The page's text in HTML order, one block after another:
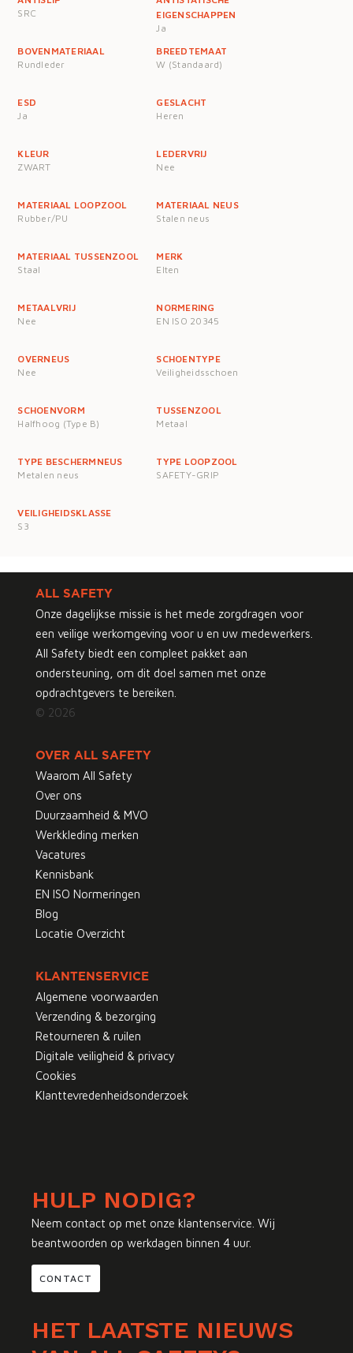
SRC
EIGENSCHAPPEN
Ja
BOVENMATERIAAL
Rundleder
BREEDTEMAAT
W (Standaard)
ESD
Ja
GESLACHT
Heren
KLEUR
ZWART
LEDERVRIJ
Nee
MATERIAAL LOOPZOOL
Rubber/PU
MATERIAAL NEUS
Stalen neus
MATERIAAL TUSSENZOOL
Staal
MERK
Elten
METAALVRIJ
Nee
NORMERING
EN ISO 20345
OVERNEUS
Nee
SCHOENTYPE
Veiligheidsschoen
SCHOENVORM
Halfhoog (Type B)
TUSSENZOOL
Metaal
TYPE BESCHERMNEUS
Metalen neus
TYPE LOOPZOOL
SAFETY-GRIP
VEILIGHEIDSKLASSE
S3
ALL SAFETY
Onze dagelijkse missie is het mede zorgdragen voor
een veilige werkomgeving voor u en uw medewerkers.
All Safety biedt een compleet pakket aan
ondersteuning, om dit doel samen met onze
opdrachtgevers te bereiken.
© 2026
OVER ALL SAFETY
Waarom All Safety
Over ons
Duurzaamheid & MVO
Werkkleding merken
Vacatures
Kennisbank
EN ISO Normeringen
Blog
Locatie Overzicht
KLANTENSERVICE
Algemene voorwaarden
Verzending & bezorging
Retourneren & ruilen
Digitale veiligheid & privacy
Cookies
Klanttevredenheidsonderzoek
HULP NODIG?
Neem contact op met onze klantenservice. Wij
beantwoorden op werkdagen binnen 4 uur.
CONTACT
HET LAATSTE NIEUWS